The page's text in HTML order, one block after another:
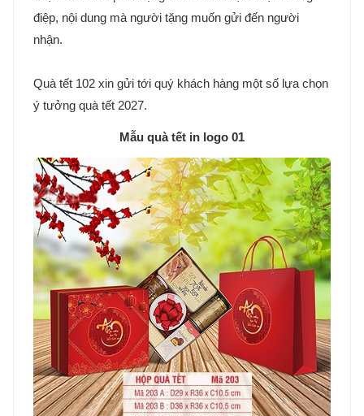
điệp, nội dung mà người tặng muốn gửi đến người
nhận.
Quà tết 102 xin gửi tới quý khách hàng một số lựa chọn
ý tưởng quà tết 2027.
Mẫu quà tết in logo 01